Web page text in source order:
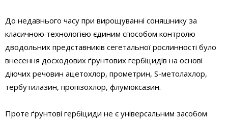
До недавнього часу при вирощуванні соняшнику за
класичною технологією єдиним способом контролю
дводольних представників сегетальної рослинності було
внесення досходових ґрунтових гербіцидів на основі
діючих речовин ацетохлор, прометрин, S-метолахлор,
тербутилазин, пропізохлор, флуміоксазин.
Проте ґрунтові гербіциди не є універсальним засобом